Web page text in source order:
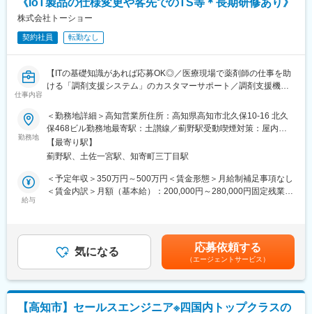
に伸びているため経営が安定しています。
┗河川の状況を把握し、設計検討に反映することを目的として、
各種測量調査を実施しています
・技術開発・研究
・近自然河川工法の普及（施工現場への指導、講義）
※パソコンを操作してＣＡＤによる図面作成業務、ワード・エクセ
ルによる文書作成業務があります。
※外出時は社用車を使用します。
※現地調査のため、全国へ出張の可能性がございます。
■当社について:
・当社は、建設・環境コンサルタントとして地域課題の解決に努
める一方、設立以来、「環境保全と地域開発」をテーマに掲げ、
学際的な研究活動や幅広い分野との交流等を通じ持続可能な地域
による環境の復元を実践しています。
「地域の未来を考え、行動する」－当社はやりがいに満ちた職場
変更の範囲：会社の定める業務
《IoT製品の仕様変更や客先でのTS等＊長期研修あり》
株式会社トーショー
契約社員 転勤なし
仕事内容
【ITの基礎知識があれば応募OK◎／医療現場で薬剤師の仕事を助
ける「調剤支援システム」のカスタマーサポート／調剤支援機
【はじめに】
当ポジションは自社販売している大型IoT製品や薬剤システムの運
用～保守を担うシステムエンジニア職となっております。未経験
からチャレンジできる事に加えて、メーカー直雇用という貴重な
求人となっております。IT領域へキャリアチェンジされたい方歓
迎しております！
るため、社内でのデスクワークが6割、お客様先での業務が4割ほ
どとなります。また、外部のITベンダーとの打ち合わせ等もある
ため、関係者が多いのも当職種の特徴の一つとなります。
ます。
勤務地
＜勤務地詳細＞高知営業所住所：高知県高知市北久保10-16 北久
保468ビル勤務地最寄駅：土讃線／薊野駅受動喫煙対策：屋内全
面禁煙変更の範囲：会社の定める事業所（リモートワーク含む）
【最寄り駅】
薊野駅、土佐一宮駅、知寄町三丁目駅
給与
＜予定年収＞350万円～500万円＜賃金形態＞月給制補足事項なし
＜賃金内訳＞月額（基本給）：200,000円～280,000円固定残業手
＞※給与詳細は、年齢・スキルを考慮し決定します。■昇給：年1
回■賞与：年2回賃金はあくまでも目安の金額であり、選考を通じ
て上下する可能性があります。月給(月額)は固定手当を含めた表記
です。
気になる 応募依頼する
（エージェントサービス）
【高知市】セールスエンジニア※四国内トップクラスの